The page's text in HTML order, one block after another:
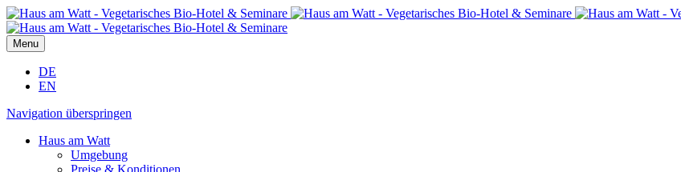
Menu
DE
EN
Navigation überspringen
Haus am Watt
Umgebung
Preise & Konditionen